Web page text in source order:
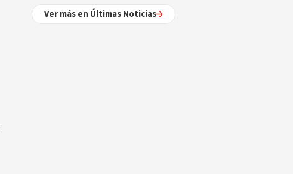
Ver más en Últimas Noticias